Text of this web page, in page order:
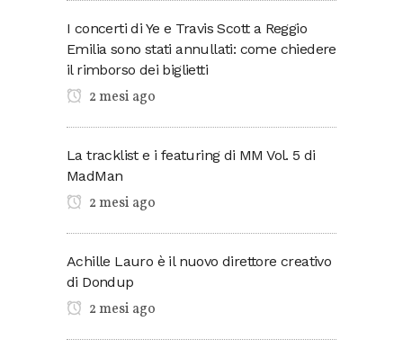
I concerti di Ye e Travis Scott a Reggio
Emilia sono stati annullati: come chiedere
il rimborso dei biglietti
2 mesi ago
La tracklist e i featuring di MM Vol. 5 di
MadMan
2 mesi ago
Achille Lauro è il nuovo direttore creativo
di Dondup
2 mesi ago